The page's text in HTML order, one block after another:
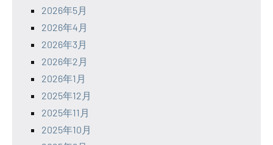
2026年5月
2026年4月
2026年3月
2026年2月
2026年1月
2025年12月
2025年11月
2025年10月